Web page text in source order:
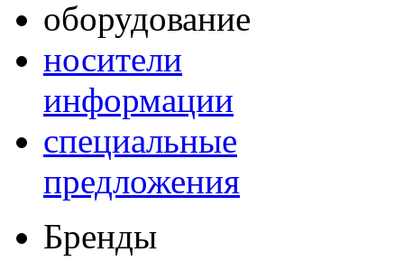
оборудование
носители
информации
специальные
предложения
Бренды